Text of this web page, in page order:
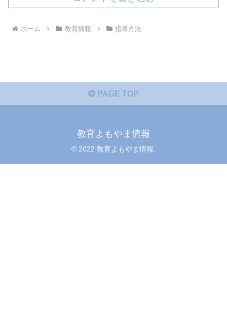
ホーム 教育情報 指導方法
PAGE TOP
教育よもやま情報
© 2022 教育よもやま情報.